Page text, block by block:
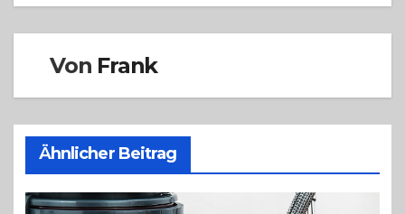
Von Frank
Ähnlicher Beitrag